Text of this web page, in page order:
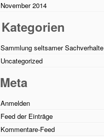
November 2014
Kategorien
Sammlung seltsamer Sachverhalte
Uncategorized
Meta
Anmelden
Feed der Einträge
Kommentare-Feed